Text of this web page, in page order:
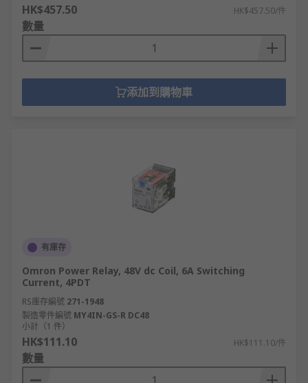
HK$457.50 HK$457.50/件
數量
添加到購物車
有庫存
Omron Power Relay, 48V dc Coil, 6A Switching
Current, 4PDT
RS庫存編號 271-1948
製造零件編號 MY4IN-GS-R DC48
小計（1 件）
HK$111.10 HK$111.10/件
數量